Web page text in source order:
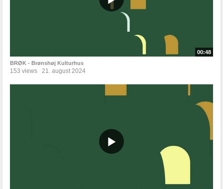
00:48
BRØK - Brønshøj Kulturhus
153 views 21. august 2024